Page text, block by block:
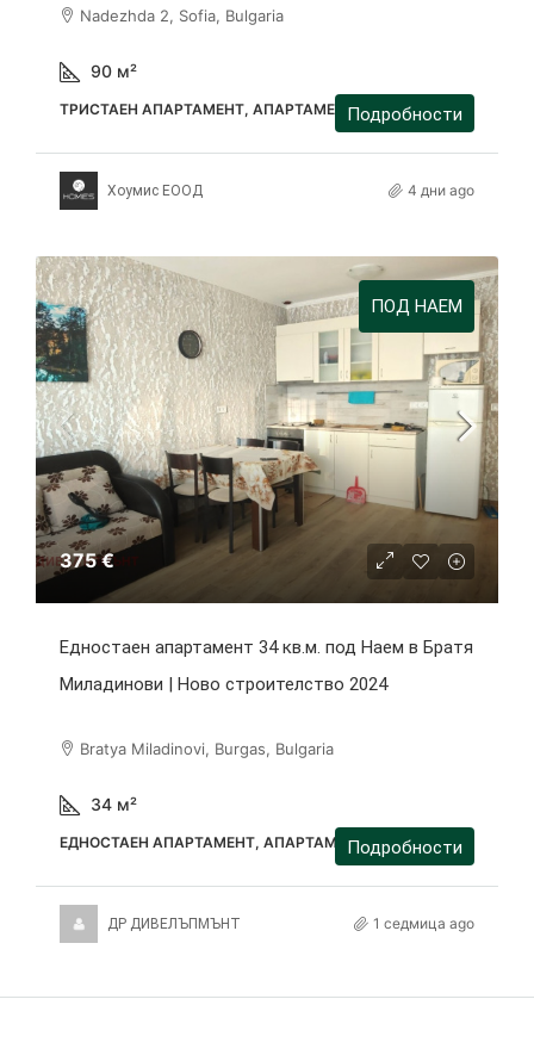
Nadezhda 2, Sofia, Bulgaria
90 м²
ТРИСТАЕН АПАРТАМЕНТ, АПАРТАМЕНТПодробности
Хоумис ЕООД 4 дни ago
ПОД НАЕМ
375 €
Едностаен апартамент 34 кв.м. под Наем в Братя
Миладинови | Ново строителство 2024
Bratya Miladinovi, Burgas, Bulgaria
34 м²
ЕДНОСТАЕН АПАРТАМЕНТ, АПАРТАМЕНТПодробности
ДР ДИВЕЛЪПМЪНТ 1 седмица ago